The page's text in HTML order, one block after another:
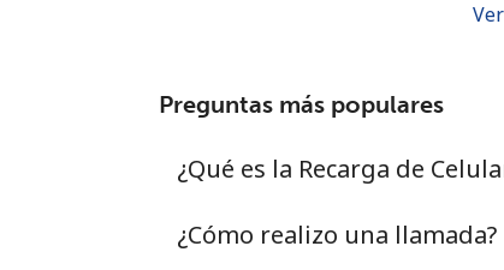
Preguntas más populares
¿Qué es la Recarga de
¿Cómo realizo una llamada?